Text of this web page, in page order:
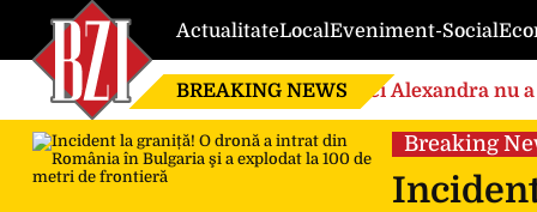
ActualitateLocalEveniment-Social
BREAKING NEWS Nici Alexandra nu
de căsnicie
Breaking